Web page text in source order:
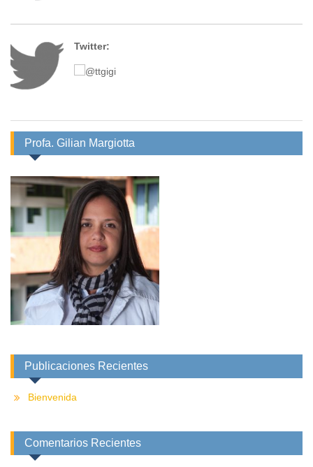
Twitter:
@ttgigi
Profa. Gilian Margiotta
Publicaciones Recientes
Bienvenida
Comentarios Recientes